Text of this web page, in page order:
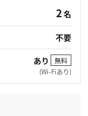
2名
不要
あり
無料
(Wi-Fiあり)